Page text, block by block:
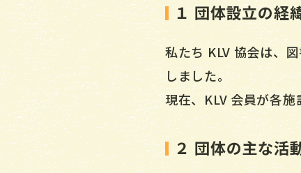
１ 団体設立の経
私たち KLV 協会は、
しました。
現在、KLV 会員が各
２ 団体の主な活